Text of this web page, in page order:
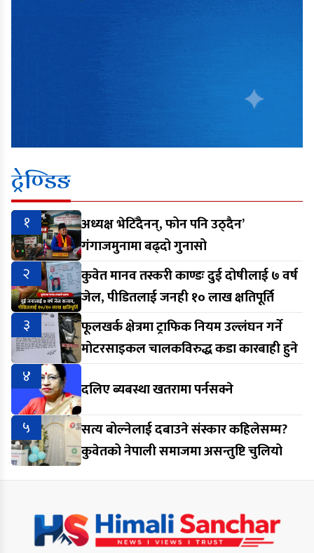
ट्रेण्डिङ
१
अध्यक्ष भेटिँदैनन्, फोन पनि उठ्दैन’
गंगाजमुनामा बढ्दो गुनासो
२
कुवेत मानव तस्करी काण्डः दुई दोषीलाई ७ वर्ष
जेल, पीडितलाई जनही १० लाख क्षतिपूर्ति
३
फूलखर्क क्षेत्रमा ट्राफिक नियम उल्लंघन गर्ने
मोटरसाइकल चालकविरुद्ध कडा कारबाही हुने
४
दलिए ब्यबस्था खतरामा पर्नसक्ने
५
सत्य बोल्नेलाई दबाउने संस्कार कहिलेसम्म?
कुवेतको नेपाली समाजमा असन्तुष्टि चुलियो